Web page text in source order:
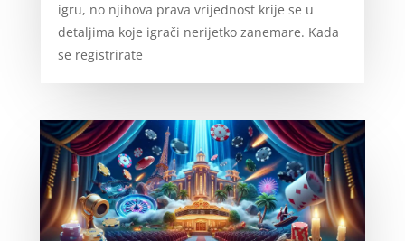
igru, no njihova prava vrijednost krije se u
detaljima koje igrači nerijetko zanemare. Kada
se registrirate